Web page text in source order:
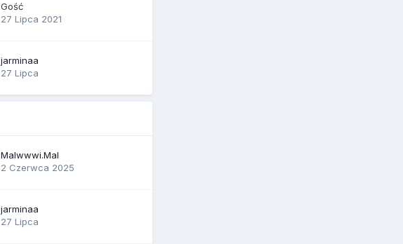
Gość
27 Lipca 2021
jarminaa
27 Lipca
Malwwwi.Mal
2 Czerwca 2025
jarminaa
27 Lipca